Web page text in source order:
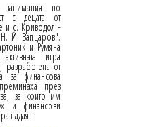
занимания по
с децата от
и с. Криводол -
Й. Вапцаров".
и Румяна
игра
разработена от
за финансова
през
за които им
и финансови